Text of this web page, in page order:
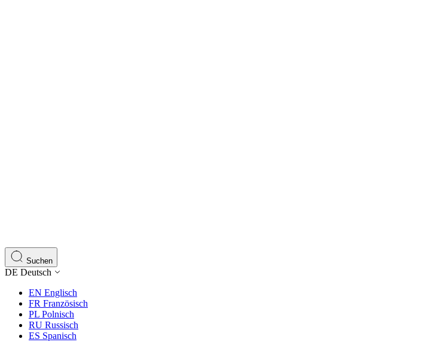
Suchen
DE Deutsch
EN Englisch
FR Französisch
PL Polnisch
RU Russisch
ES Spanisch